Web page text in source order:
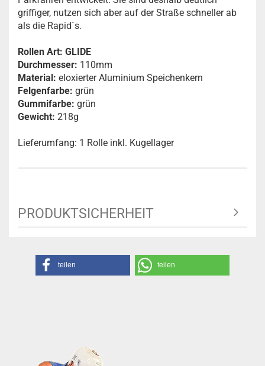
griffiger, nutzen sich aber auf der Straße schneller ab
als die Rapid`s.
Rollen Art: GLIDE
Durchmesser: 110mm
Material: eloxierter Aluminium Speichenkern
Felgenfarbe: grün
Gummifarbe: grün
Gewicht: 218g
Lieferumfang: 1 Rolle inkl. Kugellager
PRODUKTSICHERHEIT
teilen teilen